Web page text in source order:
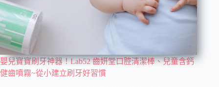
嬰兒寶寶刷牙神器！Lab52 齒妍堂口腔清潔棒、兒童含鈣
健齒噴霧~從小建立刷牙好習慣